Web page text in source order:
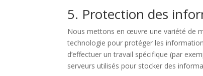
5. Protection des
Nous mettons en œuvre une variété de
technologie pour protéger les
d’effectuer un travail spécifique (par
serveurs utilisés pour stocker des